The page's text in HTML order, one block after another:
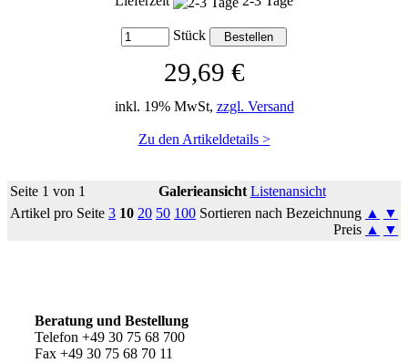
Stück
29,69 €
inkl. 19% MwSt, zzgl. Versand
Zu den Artikeldetails >
Seite 1 von 1 Galerieansicht Listenansicht
Artikel pro Seite 3 10 20 50 100 Sortieren nach Bezeichnung ▲
▼
Preis ▲ ▼
Beratung und Bestellung
Telefon +49 30 75 68 700
Fax +49 30 75 68 70 11